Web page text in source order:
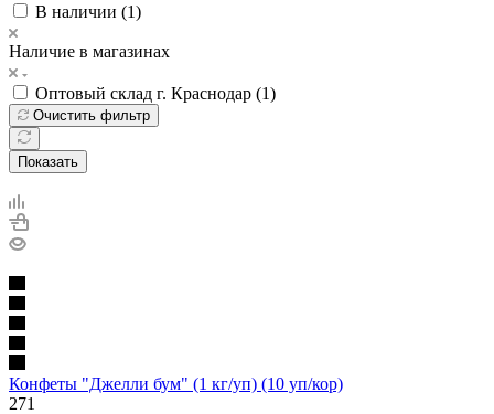
В наличии (1)
Наличие в магазинах
Оптовый склад г. Краснодар (1)
Очистить фильтр
Показать
Конфеты "Джелли бум" (1 кг/уп) (10 уп/кор)
271